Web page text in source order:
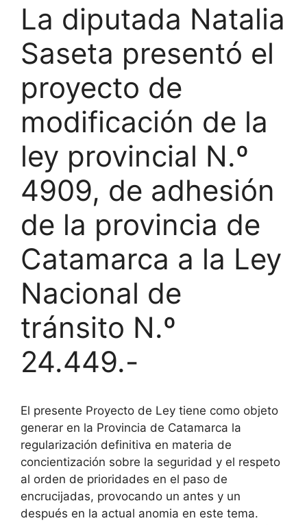
La diputada Natalia
Saseta presentó el
proyecto de
modificación de la
ley provincial N.º
4909, de adhesión
de la provincia de
Catamarca a la Ley
Nacional de
tránsito N.º
24.449.-
El presente Proyecto de Ley tiene como objeto
generar en la Provincia de Catamarca la
regularización definitiva en materia de
concientización sobre la seguridad y el respeto
al orden de prioridades en el paso de
encrucijadas, provocando un antes y un
después en la actual anomia en este tema.